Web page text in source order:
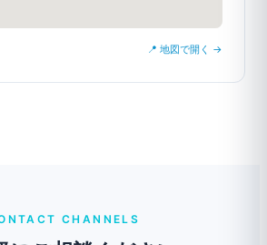
📍 地図で開く →
CHANNELS